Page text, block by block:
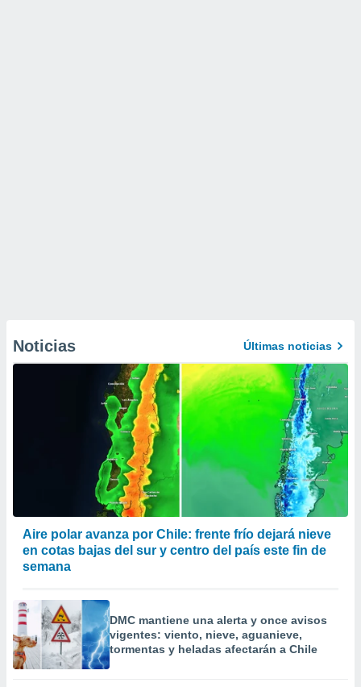
Noticias Últimas noticias
Aire polar avanza por Chile: frente frío dejará nieve
en cotas bajas del sur y centro del país este fin de
semana
DMC mantiene una alerta y once avisos
vigentes: viento, nieve, aguanieve,
tormentas y heladas afectarán a Chile